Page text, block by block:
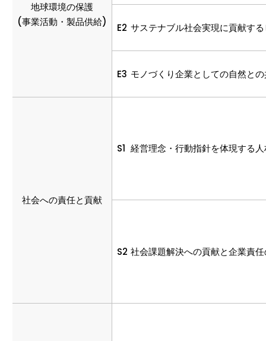
地球環境の保護
(事業活動・製品供給)
E2 サステナブル社会実現に貢献す
E3 モノづくり企業としての自然と
社会への責任と貢献
S1 経営理念・行動指針を体現する
S2 社会課題解決への貢献と企業責